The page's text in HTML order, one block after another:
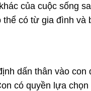
của cuộc sống
thể có từ gia đình
dấn thân vào
có quyền lựa